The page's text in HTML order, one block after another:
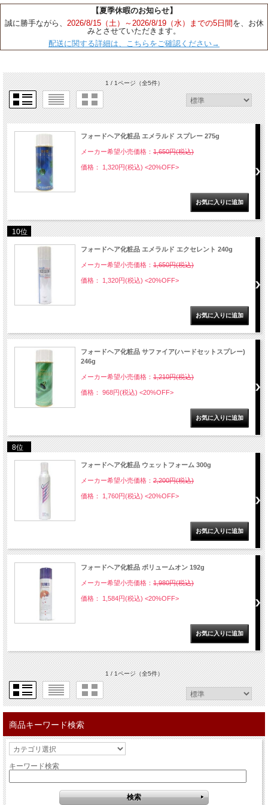
【夏季休暇のお知らせ】
誠に勝手ながら、 2026/8/15（土）～2026/8/19（水）までの5日間 を、お休
みとさせていただきます。
配送に関する詳細は、こちらをご確認ください→
1 / 1ページ（全5件）
フォードヘア化粧品 エメラルド スプレー 275g
メーカー希望小売価格： 1,650円(税込)
価格： 1,320円(税込) <20%OFF>
10位
フォードヘア化粧品 エメラルド エクセレント 240g
メーカー希望小売価格： 1,650円(税込)
価格： 1,320円(税込) <20%OFF>
フォードヘア化粧品 サファイア(ハードセットスプレー)
246g
メーカー希望小売価格： 1,210円(税込)
価格： 968円(税込) <20%OFF>
8位
フォードヘア化粧品 ウェットフォーム 300g
メーカー希望小売価格： 2,200円(税込)
価格： 1,760円(税込) <20%OFF>
フォードヘア化粧品 ボリュームオン 192g
メーカー希望小売価格： 1,980円(税込)
価格： 1,584円(税込) <20%OFF>
1 / 1ページ（全5件）
商品キーワード検索
キーワード検索